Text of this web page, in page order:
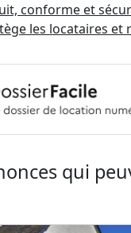
conforme et
les locataires et
qui